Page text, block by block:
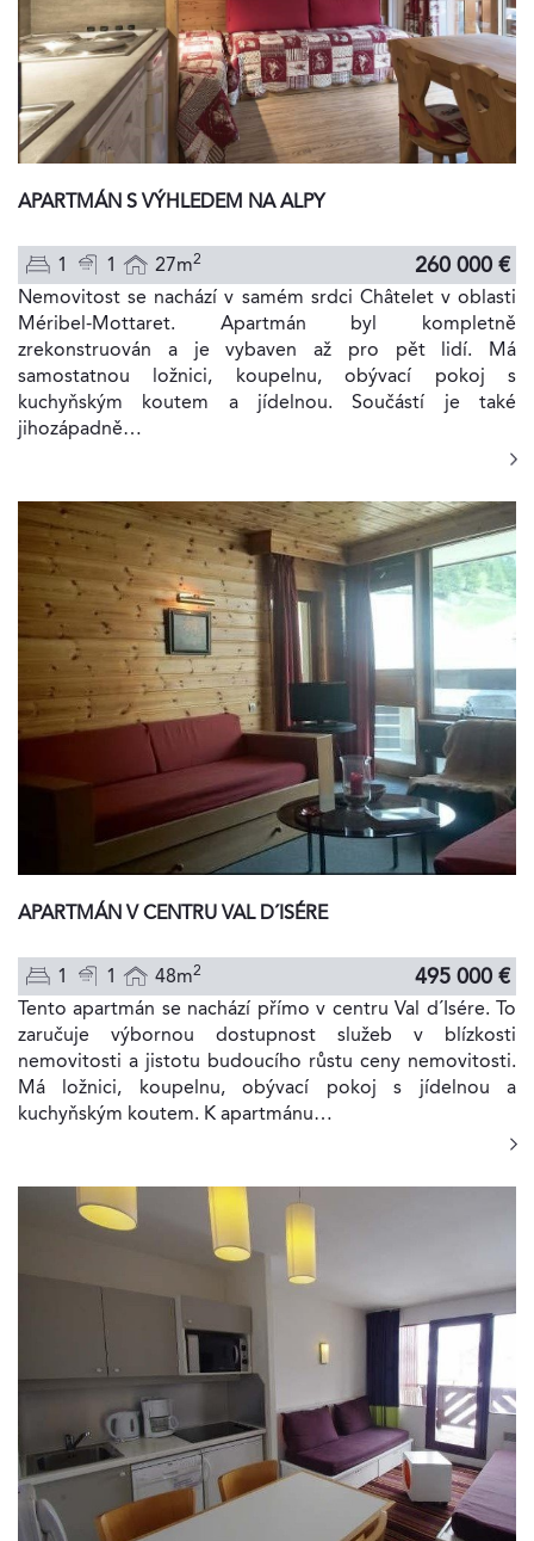
APARTMÁN S VÝHLEDEM NA ALPY
1 1 27m2 260 000 €
Nemovitost se nachází v samém srdci Châtelet v oblasti
Méribel-Mottaret. Apartmán byl kompletně
zrekonstruován a je vybaven až pro pět lidí. Má
samostatnou ložnici, koupelnu, obývací pokoj s
kuchyňským koutem a jídelnou. Součástí je také
jihozápadně…
APARTMÁN V CENTRU VAL D´ISÉRE
1 1 48m2 495 000 €
Tento apartmán se nachází přímo v centru Val d´Isére. To
zaručuje výbornou dostupnost služeb v blízkosti
nemovitosti a jistotu budoucího růstu ceny nemovitosti.
Má ložnici, koupelnu, obývací pokoj s jídelnou a
kuchyňským koutem. K apartmánu…